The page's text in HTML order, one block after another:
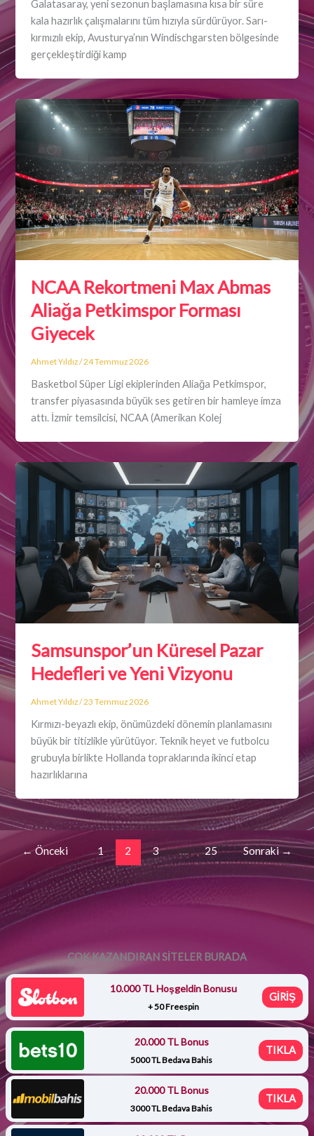
ÇOK KAZANDIRAN SİTELER BURADA
10.000 TL Hoşgeldin Bonusu
+ 50 Freespin
GİRİŞ
20.000 TL Bonus
5000 TL Bedava Bahis
TIKLA
20.000 TL Bonus
3000 TL Bedava Bahis
TIKLA
Galatasaray, yeni sezonun başlamasına kısa bir süre
kala hazırlık çalışmalarını tüm hızıyla sürdürüyor. Sarı-
kırmızılı ekip, Avusturya’nın Windischgarsten bölgesinde
gerçekleştirdiği kamp
NCAA Rekortmeni Max Abmas
Aliağa Petkimspor Forması
Giyecek
Ahmet Yıldız/24 Temmuz 2026
Basketbol Süper Ligi ekiplerinden Aliağa Petkimspor,
transfer piyasasında büyük ses getiren bir hamleye imza
attı. İzmir temsilcisi, NCAA (Amerikan Kolej
Samsunspor’un Küresel Pazar
Hedefleri ve Yeni Vizyonu
Ahmet Yıldız/23 Temmuz 2026
Kırmızı-beyazlı ekip, önümüzdeki dönemin planlamasını
büyük bir titizlikle yürütüyor. Teknik heyet ve futbolcu
grubuyla birlikte Hollanda topraklarında ikinci etap
hazırlıklarına
←Önceki 1 2 3 … 25 Sonraki→